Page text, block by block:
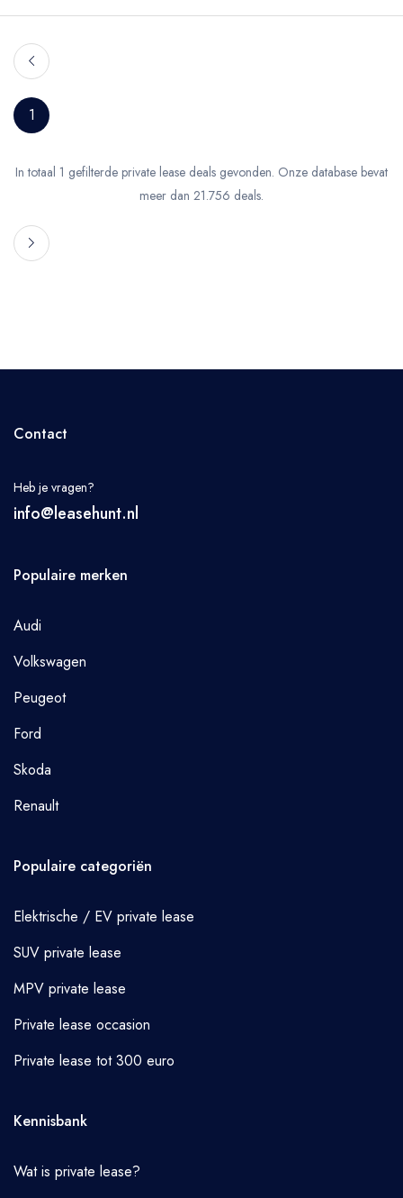
1
In totaal 1 gefilterde private lease deals gevonden. Onze database bevat
meer dan 21.756 deals.
Contact
Heb je vragen?
info@leasehunt.nl
Populaire merken
Audi
Volkswagen
Peugeot
Ford
Skoda
Renault
Populaire categoriën
Elektrische / EV private lease
SUV private lease
MPV private lease
Private lease occasion
Private lease tot 300 euro
Kennisbank
Wat is private lease?